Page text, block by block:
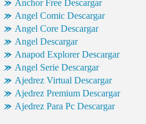
Anchor Free Descargar
Angel Comic Descargar
Angel Core Descargar
Angel Descargar
Anapod Explorer Descargar
Angel Serie Descargar
Ajedrez Virtual Descargar
Ajedrez Premium Descargar
Ajedrez Para Pc Descargar